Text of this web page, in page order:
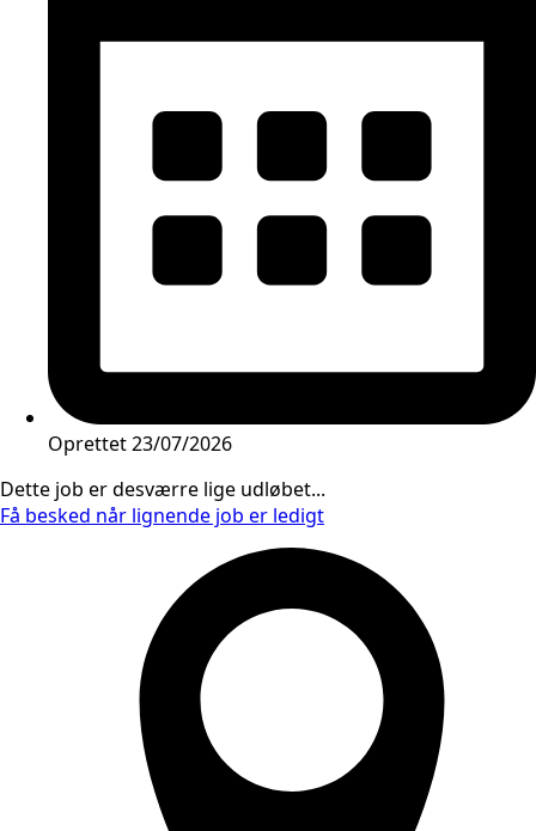
Oprettet23/07/2026
Dette job er desværre lige udløbet...
Få besked når lignende job er ledigt